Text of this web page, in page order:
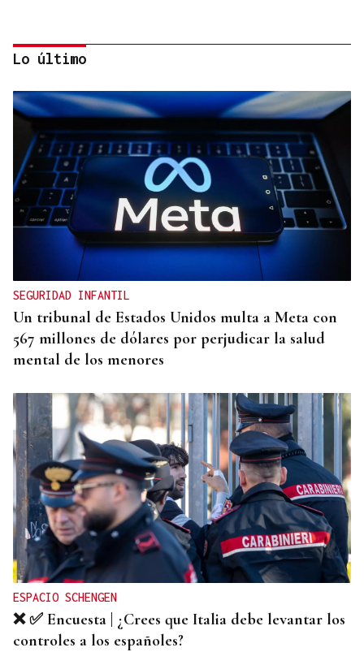
QUEN CHO DIXO
¿Sabe usted que la generación milennial no
reconocería este objeto en el Concello de
Cartelle?
Lo último
SEGURIDAD INFANTIL
Un tribunal de Estados Unidos multa a Meta con
567 millones de dólares por perjudicar la salud
mental de los menores
ESPACIO SCHENGEN
❌ ✅ Encuesta | ¿Crees que Italia debe levantar los
controles a los españoles?